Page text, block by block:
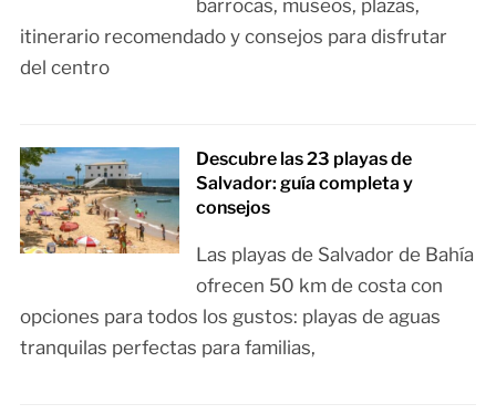
barrocas, museos, plazas,
itinerario recomendado y consejos para disfrutar
del centro
Descubre las 23 playas de
Salvador: guía completa y
consejos
Las playas de Salvador de Bahía
ofrecen 50 km de costa con
opciones para todos los gustos: playas de aguas
tranquilas perfectas para familias,